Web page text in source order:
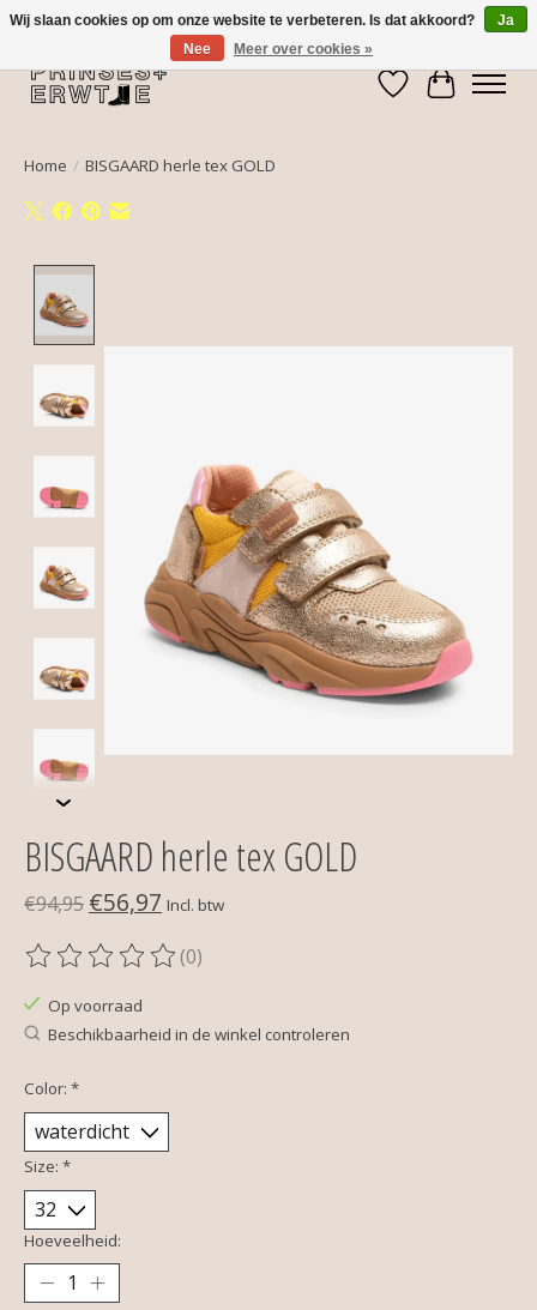
Verlanglijst
Home / BISGAARD herle tex GOLD
BISGAARD herle tex GOLD
€94,95 €56,97 Incl. btw
De beoordeling van dit product is
(0)
Op voorraad
Beschikbaarheid in de winkel controleren
Color: *
Size: *
Hoeveelheid:
Wij slaan cookies op om onze website te verbeteren. Is dat akkoord?
Ja
Nee
Meer over cookies »